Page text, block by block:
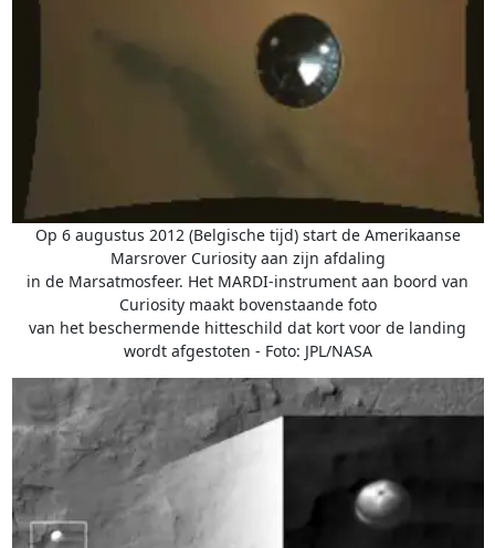
Op 6 augustus 2012 (Belgische tijd) start de Amerikaanse
Marsrover Curiosity aan zijn afdaling
in de Marsatmosfeer. Het MARDI-instrument aan boord van
Curiosity maakt bovenstaande foto
van het beschermende hitteschild dat kort voor de landing
wordt afgestoten - Foto: JPL/NASA